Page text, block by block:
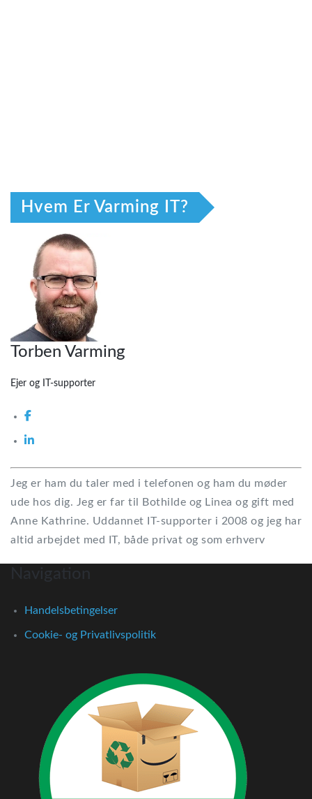
Hvem Er Varming IT?
Torben Varming
Ejer og IT-supporter
Jeg er ham du taler med i telefonen og ham du møder
ude hos dig. Jeg er far til Bothilde og Linea og gift med
Anne Kathrine. Uddannet IT-supporter i 2008 og jeg har
altid arbejdet med IT, både privat og som erhverv
Navigation
Handelsbetingelser
Cookie- og Privatlivspolitik